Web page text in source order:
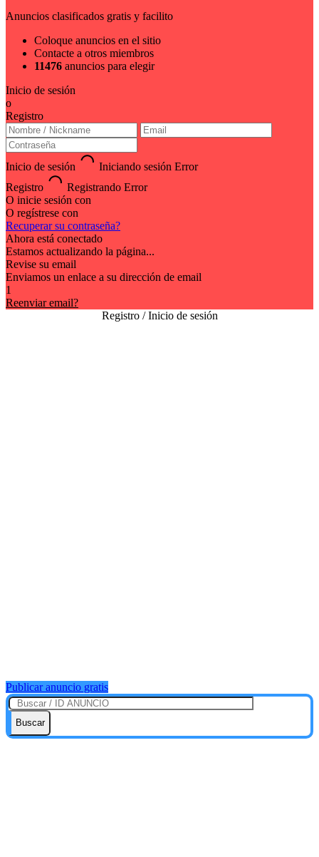
Anuncios clasificados gratis y facilito
Coloque anuncios en el sitio
Contacte a otros miembros
11476 anuncios para elegir
Inicio de sesión
o
Registro
Inicio de sesión Iniciando sesión Error
Registro
Registrando Error
O inicie sesión con
O regístrese con
Recuperar su contraseña?
Ahora está conectado
Estamos actualizando la página...
Revise su email
Enviamos un enlace a su dirección de email
1
Reenviar email?
Registro / Inicio de sesión
Publicar anuncio gratis
Buscar